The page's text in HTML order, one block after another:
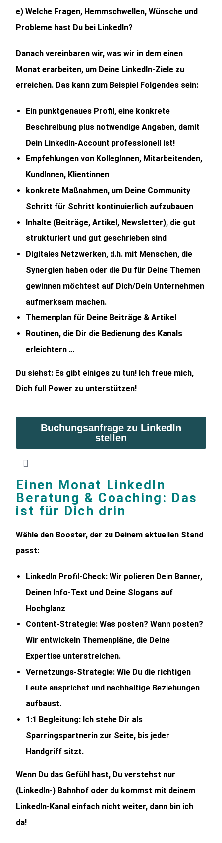
e) Welche Fragen, Hemmschwellen, Wünsche und
Probleme hast Du bei LinkedIn?
Danach vereinbaren wir, was wir in dem einen
Monat erarbeiten, um Deine LinkedIn-Ziele zu
erreichen. Das kann zum Beispiel Folgendes sein:
Ein punktgenaues Profil, eine konkrete
Beschreibung plus notwendige Angaben, damit
Dein LinkedIn-Account professionell ist!
Empfehlungen von KollegInnen, Mitarbeitenden,
KundInnen, Klientinnen
konkrete Maßnahmen, um Deine Community
Schritt für Schritt kontinuierlich aufzubauen
Inhalte (Beiträge, Artikel, Newsletter), die gut
strukturiert und gut geschrieben sind
Digitales Netzwerken, d.h. mit Menschen, die
Synergien haben oder die Du für Deine Themen
gewinnen möchtest auf Dich/Dein Unternehmen
aufmerksam machen.
Themenplan für Deine Beiträge & Artikel
Routinen, die Dir die Bedienung des Kanals
erleichtern …
Du siehst: Es gibt einiges zu tun! Ich freue mich,
Dich full Power zu unterstützen!
Buchungsanfrage zu LinkedIn
stellen
Einen Monat LinkedIn
Beratung & Coaching: Das
ist für Dich drin
Wähle den Booster, der zu Deinem aktuellen Stand
passt:
LinkedIn Profil-Check: Wir polieren Dein Banner,
Deinen Info-Text und Deine Slogans auf
Hochglanz
Content-Strategie: Was posten? Wann posten?
Wir entwickeln Themenpläne, die Deine
Expertise unterstreichen.
Vernetzungs-Strategie: Wie Du die richtigen
Leute ansprichst und nachhaltige Beziehungen
aufbaust.
1:1 Begleitung: Ich stehe Dir als
Sparringspartnerin zur Seite, bis jeder
Handgriff sitzt.
Wenn Du das Gefühl hast, Du verstehst nur
(LinkedIn-) Bahnhof oder du kommst mit deinem
LinkedIn-Kanal einfach nicht weiter, dann bin ich
da!